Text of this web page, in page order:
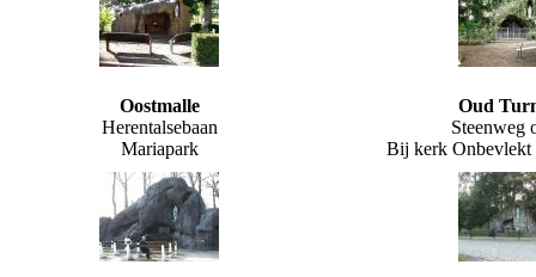
Oostmalle
Herentalsebaan
Mariapark
Oud
Steenweg
Bij kerk Onbevlekt